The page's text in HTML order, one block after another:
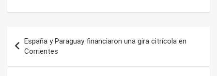
de
entradas
España y Paraguay financiaron una gira citrícola en
Corrientes